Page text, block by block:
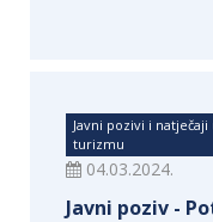
Javni pozivi i
turizmu
04.03.2024.
Javni poziv -